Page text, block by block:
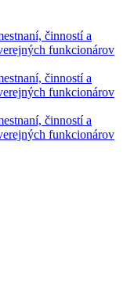
činností a
funkcionárov
činností a
funkcionárov
činností a
funkcionárov